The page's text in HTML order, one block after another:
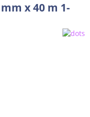
x 40 m 1-